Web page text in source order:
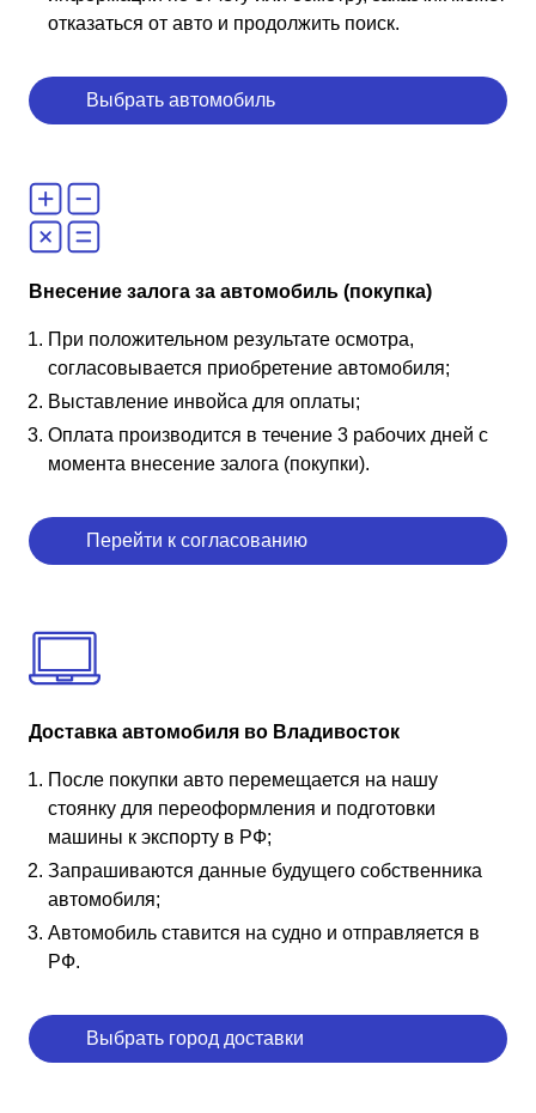
отказаться от авто и продолжить поиск.
Выбрать автомобиль
Внесение залога за автомобиль (покупка)
При положительном результате осмотра,
согласовывается приобретение автомобиля;
Выставление инвойса для оплаты;
Оплата производится в течение 3 рабочих дней с
момента внесение залога (покупки).
Перейти к согласованию
Доставка автомобиля во Владивосток
После покупки авто перемещается на нашу
стоянку для переоформления и подготовки
машины к экспорту в РФ;
Запрашиваются данные будущего собственника
автомобиля;
Автомобиль ставится на судно и отправляется в
РФ.
Выбрать город доставки